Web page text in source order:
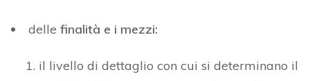
delle finalità e i mezzi:
il livello di dettaglio con cui si determinano il